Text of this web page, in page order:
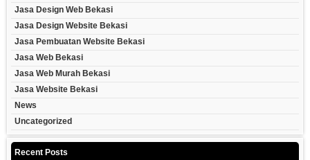
Jasa Design Web Bekasi
Jasa Design Website Bekasi
Jasa Pembuatan Website Bekasi
Jasa Web Bekasi
Jasa Web Murah Bekasi
Jasa Website Bekasi
News
Uncategorized
Recent Posts